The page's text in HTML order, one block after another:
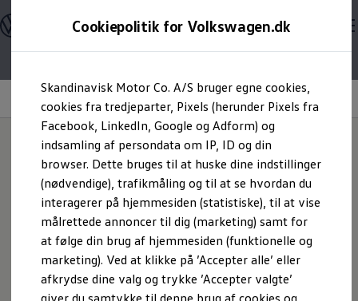
Cookiepolitik for Volkswagen.dk
Skandinavisk Motor Co. A/S bruger egne cookies,
cookies fra tredjeparter, Pixels (herunder Pixels fra
Facebook, LinkedIn, Google og Adform) og
indsamling af persondata om IP, ID og din
browser. Dette bruges til at huske dine indstillinger
(nødvendige), trafikmåling og til at se hvordan du
interagerer på hjemmesiden (statistiske), til at vise
målrettede annoncer til dig (marketing) samt for
at følge din brug af hjemmesiden (funktionelle og
marketing). Ved at klikke på ’Accepter alle’ eller
afkrydse dine valg og trykke ’Accepter valgte’
giver du samtykke til denne brug af cookies og
hovedindhold
footer
Highlights Detaljer og udstyr Køb, leasing og
Modeller og konfigurator
Byg din Volkswagen
Alle modeller
Kend din Volkswagen
Erhvervsbiler
Værktøjskassen
ConnectedFleet
Service
California on Tour app
Elektriske biler
Elbiler
ID. Polo
ID. Cross
ID.3 Neo
ID.4
ID.5
ID.7
ID.7 Tourer
Modeller og konfigurator
Den nye ID. Polo
Detaljer og udstyr
Det får du i ID. Polo
Eksteriør
Velkendte former. Ny
kraft.